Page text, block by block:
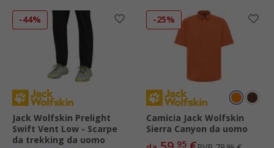
-44%
Jack Wolfskin Prelight
Swift Vent Low - Scarpe
da trekking da uomo
-25%
Camicia Jack Wolfskin
Sierra Canyon da uomo
95